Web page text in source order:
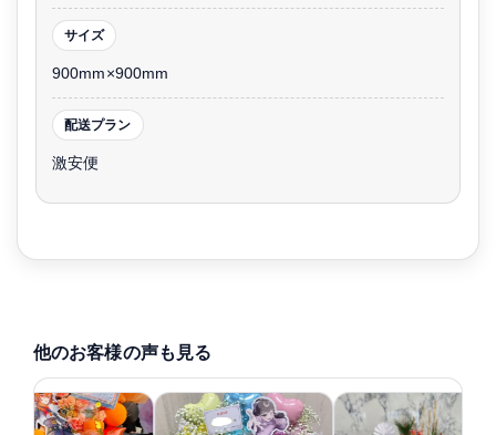
サイズ
900mm×900mm
配送プラン
激安便
他のお客様の声も見る